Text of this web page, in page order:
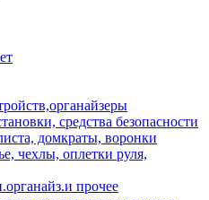
средства безопасности
домкраты, воронки
чехлы, оплетки руля,
прочее